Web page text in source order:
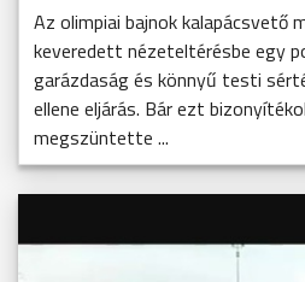
Az olimpiai bajnok kalapácsvető
keveredett nézeteltérésbe egy
garázdaság és könnyű testi
ellene eljárás. Bár ezt
megszüntette ...